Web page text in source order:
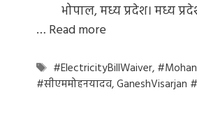
भोपाल, मध्य प्रदेश। मध्य
… Read more
Tags
#ElectricityBillWaiver,
#सीएममोहनयादव,GaneshVisarjan